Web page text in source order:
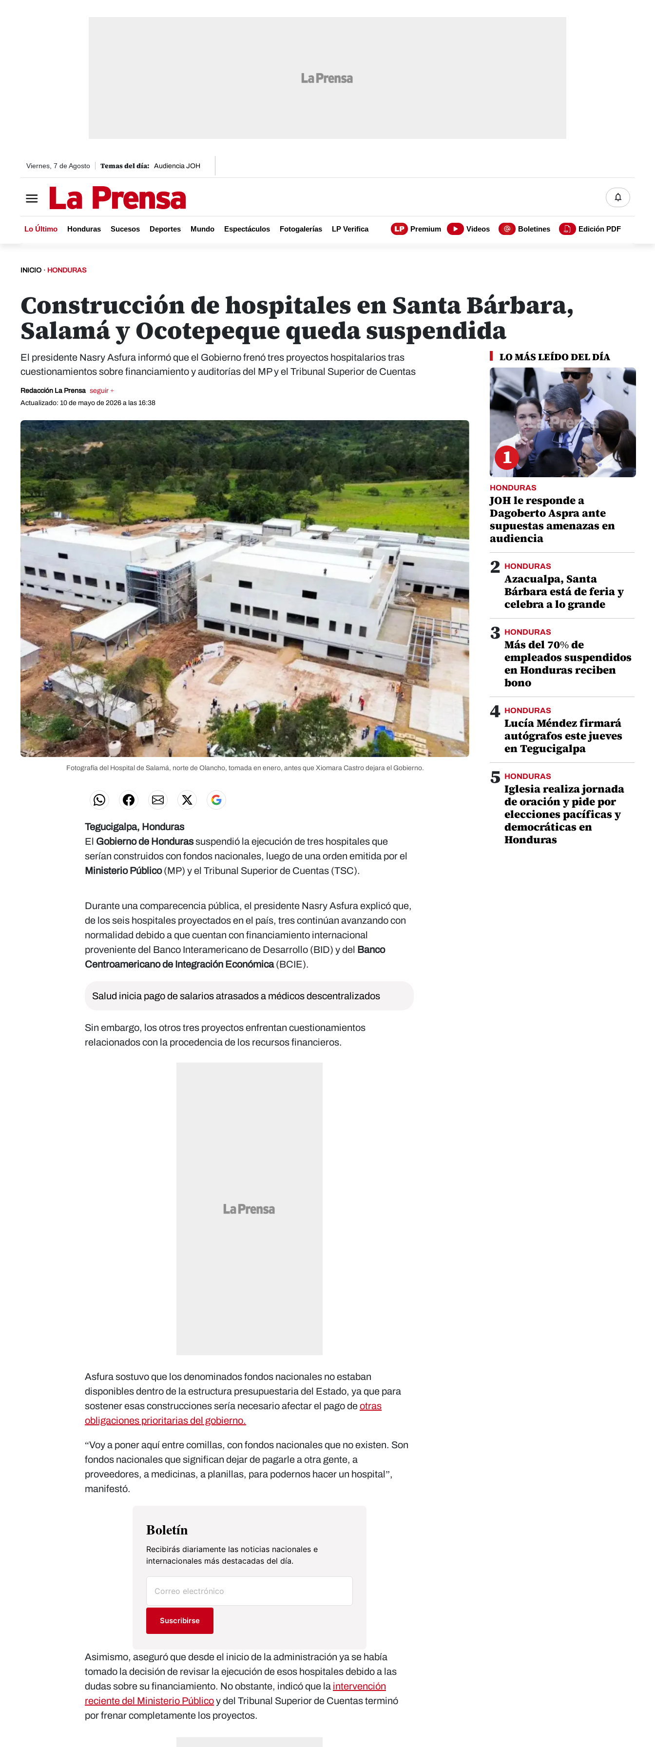
Viernes, 7 de Agosto Audiencia JOH
Lo Último Honduras Sucesos Deportes Mundo Espectáculos Fotogalerías LP Verifica Premium Videos Boletines Edición PDF
INICIO · HONDURAS
Construcción de hospitales en Santa Bárbara,
Salamá y Ocotepeque queda suspendida
El presidente Nasry Asfura informó que el Gobierno frenó tres proyectos hospitalarios tras
cuestionamientos sobre financiamiento y auditorías del MP y el Tribunal Superior de Cuentas
Redacción La Prensa seguir +
Actualizado: 10 de mayo de 2026 a las 16:38
Fotografía del Hospital de Salamá, norte de Olancho, tomada en enero, antes que Xiomara Castro dejara el Gobierno.
Tegucigalpa, Honduras​​​​
El Gobierno de Hondurassuspendió la ejecución de tres hospitales que
serían construidos con fondos nacionales, luego de una orden emitida por el
Ministerio Público(MP) y el Tribunal Superior de Cuentas (TSC).
Durante una comparecencia pública, el presidente Nasry Asfura explicó que,
de los seis hospitales proyectados en el país, tres continúan avanzando con
normalidad debido a que cuentan con financiamiento internacional
proveniente del Banco Interamericano de Desarrollo (BID) y del Banco
Centroamericano de Integración Económica(BCIE).
Salud inicia pago de salarios atrasados a médicos descentralizados
Sin embargo, los otros tres proyectos enfrentan cuestionamientos
relacionados con la procedencia de los recursos financieros.
Asfura sostuvo que los denominados fondos nacionales no estaban
disponibles dentro de la estructura presupuestaria del Estado, ya que para
sostener esas construcciones sería necesario afectar el pago deotras
obligaciones prioritarias del gobierno.
“Voy a poner aquí entre comillas, con fondos nacionales que no existen. Son
fondos nacionales que significan dejar de pagarle a otra gente, a
proveedores, a medicinas, a planillas, para podernos hacer un hospital”,
manifestó.
Boletín
Recibirás diariamente las noticias nacionales e
internacionales más destacadas del día.
Suscribirse
Asimismo, aseguró que desde el inicio de la administración ya se había
tomado la decisión de revisar la ejecución de esos hospitales debido a las
dudas sobre su financiamiento. No obstante, indicó que la intervención
reciente del Ministerio Públicoy del Tribunal Superior de Cuentas terminó
por frenar completamente los proyectos.
LO MÁS LEÍDO DEL DÍA
1
HONDURAS
JOH le responde a
Dagoberto Aspra ante
supuestas amenazas en
audiencia
2 HONDURAS
Azacualpa, Santa
Bárbara está de feria y
celebra a lo grande
3 HONDURAS
Más del 70% de
empleados suspendidos
en Honduras reciben
bono
4 HONDURAS
Lucía Méndez firmará
autógrafos este jueves
en Tegucigalpa
5 HONDURAS
Iglesia realiza jornada
de oración y pide por
elecciones pacíficas y
democráticas en
Honduras